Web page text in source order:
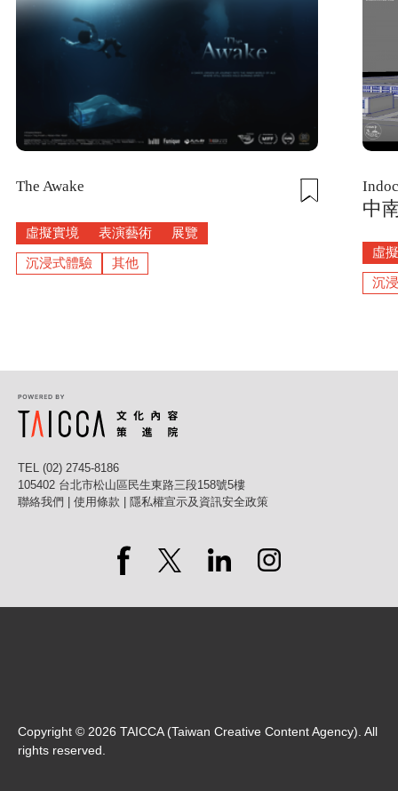
The Awake
虛擬實境 表演藝術 展覽
沉浸式體驗 其他
中
虛
沉
TEL (02) 2745-8186
105402 台北市松山區民生東路三段158號5樓
聯絡我們
使用條款 隱私權宣示及資訊安全政策
Copyright © 2026 TAICCA (Taiwan Creative Content Agency). All
rights reserved.